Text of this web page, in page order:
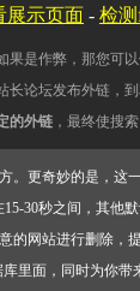
是作弊，那您可
长论坛发布外链，
的外链 ，最终使搜
。更奇妙的是，这
30秒之间，其他默
的网站进行删除，
里面，同时为你带
展示页面 - 检测